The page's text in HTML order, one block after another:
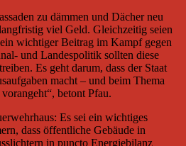
zu dämmen und Dächer neu
viel Geld. Gleichzeitig seien
wichtiger Beitrag im Kampf gegen
und Landespolitik sollten diese
Es geht darum, dass der Staat
macht – und beim Thema
betont Pfau.
Es sei ein wichtiges
dass öffentliche Gebäude in
in puncto Energiebilanz